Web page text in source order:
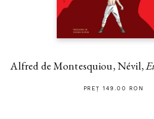
Alfred de Montesquiou, Névil,
PREȚ 149.00 RON